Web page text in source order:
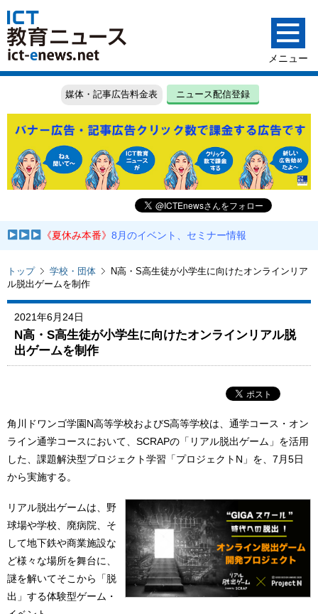
媒体・記事広告料金表 ニュース配信登録
《夏休み本番》8月のイベント、セミナー情報
トップ 学校・団体
N高・S高生徒が小学生に向けたオンラインリア
ル脱出ゲームを制作
2021年6月24日
N高・S高生徒が小学生に向けたオンラインリアル脱
出ゲームを制作
角川ドワンゴ学園N高等学校およびS高等学校は、通学コース・オン
ライン通学コースにおいて、SCRAPの「リアル脱出ゲーム」を活用
した、課題解決型プロジェクト学習「プロジェクトN」を、7月5日
から実施する。
リアル脱出ゲームは、野
球場や学校、廃病院、そ
して地下鉄や商業施設な
ど様々な場所を舞台に、
謎を解いてそこから「脱
出」する体験型ゲーム・